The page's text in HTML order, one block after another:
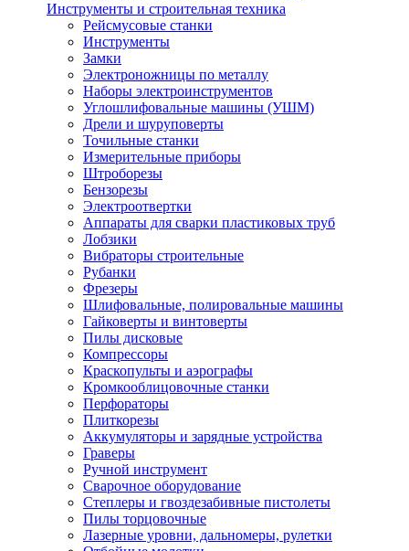
Инструменты и строительная техника
Рейсмусовые станки
Инструменты
Замки
Электроножницы по металлу
Наборы электроинструментов
Углошлифовальные машины (УШМ)
Дрели и шуруповерты
Точильные станки
Измерительные приборы
Штроборезы
Бензорезы
Электроотвертки
Аппараты для сварки пластиковых труб
Лобзики
Вибраторы строительные
Рубанки
Фрезеры
Шлифовальные, полировальные машины
Гайковерты и винтоверты
Пилы дисковые
Компрессоры
Краскопульты и аэрографы
Кромкооблицовочные станки
Перфораторы
Плиткорезы
Аккумуляторы и зарядные устройства
Граверы
Ручной инструмент
Сварочное оборудование
Степлеры и гвоздезабивные пистолеты
Пилы торцовочные
Лазерные уровни, дальномеры, рулетки